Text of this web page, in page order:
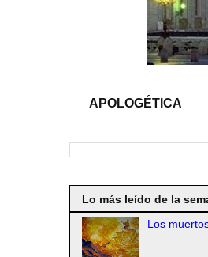
APOLOGÉTICA
Lo más leído de la
Los